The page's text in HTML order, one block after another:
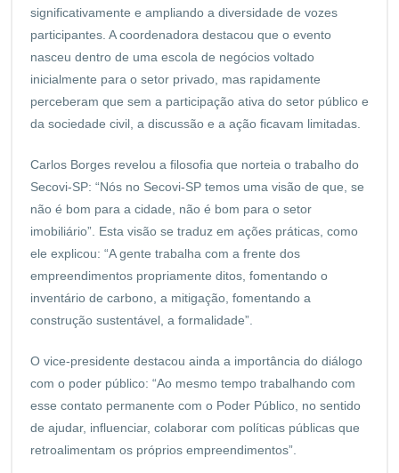
significativamente e ampliando a diversidade de vozes
participantes. A coordenadora destacou que o evento
nasceu dentro de uma escola de negócios voltado
inicialmente para o setor privado, mas rapidamente
perceberam que sem a participação ativa do setor público e
da sociedade civil, a discussão e a ação ficavam limitadas.
Carlos Borges revelou a filosofia que norteia o trabalho do
Secovi-SP: “Nós no Secovi-SP temos uma visão de que, se
não é bom para a cidade, não é bom para o setor
imobiliário”. Esta visão se traduz em ações práticas, como
ele explicou: “A gente trabalha com a frente dos
empreendimentos propriamente ditos, fomentando o
inventário de carbono, a mitigação, fomentando a
construção sustentável, a formalidade”.
O vice-presidente destacou ainda a importância do diálogo
com o poder público: “Ao mesmo tempo trabalhando com
esse contato permanente com o Poder Público, no sentido
de ajudar, influenciar, colaborar com políticas públicas que
retroalimentam os próprios empreendimentos”.